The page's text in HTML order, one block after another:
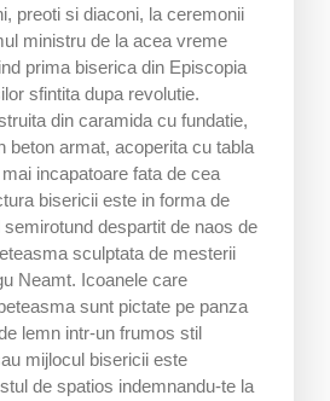
preoti si diaconi, la ceremonii
ministru de la acea vreme
prima biserica din Episcopia
sfintita dupa revolutie.
din caramida cu fundatie,
beton armat, acoperita cu tabla
incapatoare fata de cea
bisericii este in forma de
despartit de naos de
sculptata de mesterii
Neamt. Icoanele care
sunt pictate pe panza
lemn intr-un frumos stil
mijlocul bisericii este
de spatios indemnandu-te la